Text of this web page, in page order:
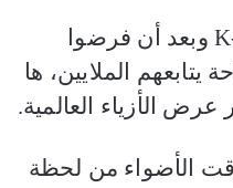
وبعد أن فرضوا
الملايين، ها
الأزياء العالمية.
الأضواء من لحظة